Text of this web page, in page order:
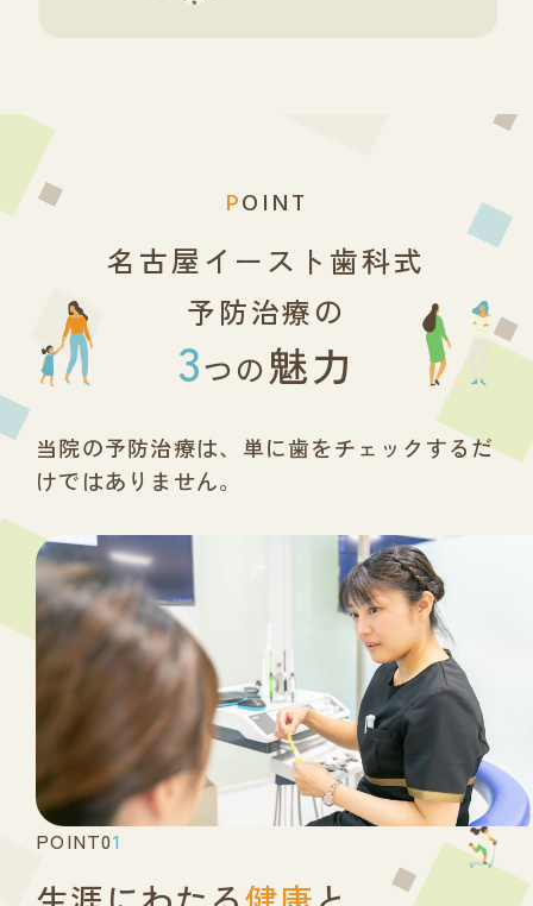
POINT
名古屋イースト歯科式
予防治療の
3つの魅力
当院の予防治療は、単に歯をチェックするだ
けではありません。
POINT01